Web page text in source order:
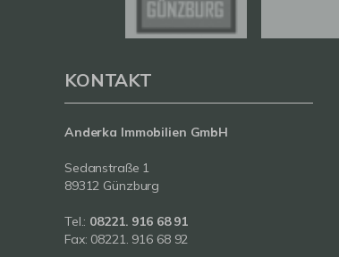
KONTAKT
Anderka Immobilien GmbH
Sedanstraße 1
89312 Günzburg
Tel.: 08221. 916 68 91
Fax: 08221. 916 68 92